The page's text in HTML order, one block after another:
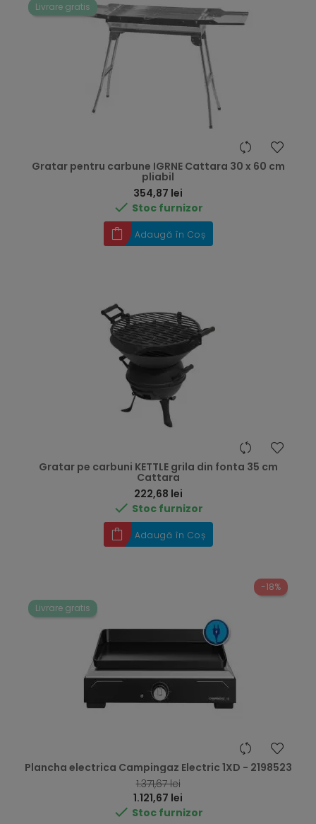
Livrare gratis
Gratar pentru carbune IGRNE Cattara 30 x 60 cm
pliabil
354,87 lei
 Stoc furnizor
Adaugă în Coș
Gratar pe carbuni KETTLE grila din fonta 35 cm
Cattara
222,68 lei
 Stoc furnizor
Adaugă în Coș
-18%
Livrare gratis
Plancha electrica Campingaz Electric 1XD - 2198523
1.371,67 lei
1.121,67 lei
 Stoc furnizor